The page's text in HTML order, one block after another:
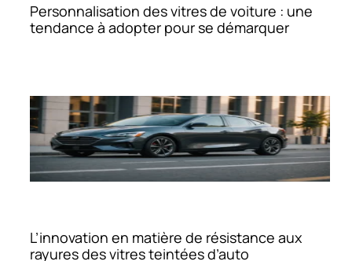
Personnalisation des vitres de voiture : une
tendance à adopter pour se démarquer
L’innovation en matière de résistance aux
rayures des vitres teintées d’auto